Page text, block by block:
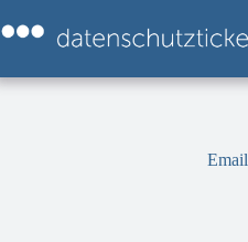
Inhalt
springen
Email